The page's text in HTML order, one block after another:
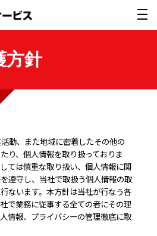
方針
動、また地域に密着したその他の
り、個人情報を取り扱っておりま
ては慎重な取り扱い、個人情報に関
遵守し、当社で取扱う個人情報の取
ないます。本方針は当社が行なう各
で業務に従事する全ての者にその理
情報、プライバシーの管理徹底に取